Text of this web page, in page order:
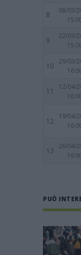
8
08/03/
9
22/03/
10
29/03/
11
12/04/
12
19/04/
13
26/04/
PUÒ